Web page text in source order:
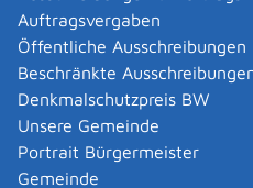
Auftragsvergaben
Öffentliche Ausschreibungen
Beschränkte
Denkmalschutzpreis BW
Unsere Gemeinde
Portrait Bürgermeister
Gemeinde
Verfahrensablauf
Sie wenden sich an eine
(Messstelle).
Die genaue